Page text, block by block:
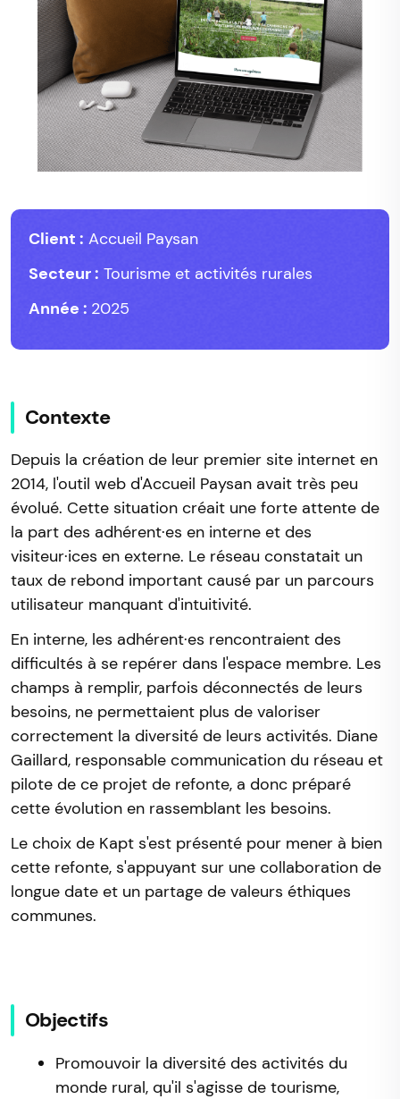
Client : Accueil Paysan
Secteur : Tourisme et activités rurales
Année : 2025
Contexte
Depuis la création de leur premier site internet en
2014, l'outil web d'Accueil Paysan avait très peu
évolué. Cette situation créait une forte attente de
la part des adhérent·es en interne et des
visiteur·ices en externe. Le réseau constatait un
taux de rebond important causé par un parcours
utilisateur manquant d'intuitivité.
En interne, les adhérent·es rencontraient des
difficultés à se repérer dans l'espace membre. Les
champs à remplir, parfois déconnectés de leurs
besoins, ne permettaient plus de valoriser
correctement la diversité de leurs activités. Diane
Gaillard, responsable communication du réseau et
pilote de ce projet de refonte, a donc préparé
cette évolution en rassemblant les besoins.
Le choix de Kapt s'est présenté pour mener à bien
cette refonte, s'appuyant sur une collaboration de
longue date et un partage de valeurs éthiques
communes.
Objectifs
Promouvoir la diversité des activités du
monde rural, qu'il s'agisse de tourisme,